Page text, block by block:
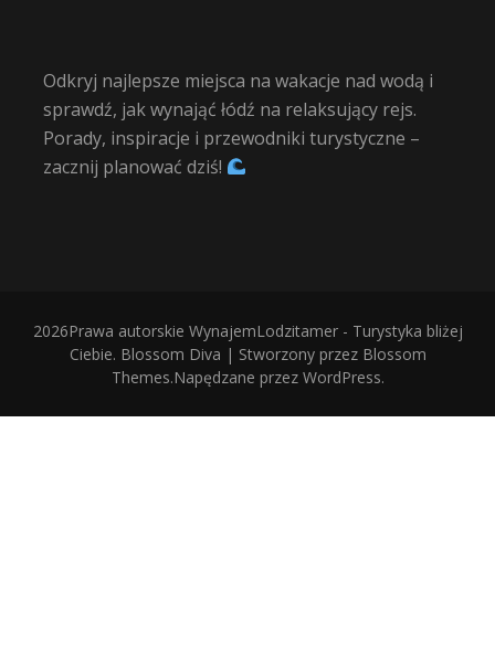
Odkryj najlepsze miejsca na wakacje nad wodą i
sprawdź, jak wynająć łódź na relaksujący rejs.
Porady, inspiracje i przewodniki turystyczne –
zacznij planować dziś!
2026Prawa autorskie WynajemLodzitamer - Turystyka bliżej
Ciebie. Blossom Diva | Stworzony przez Blossom
Themes.Napędzane przez WordPress.